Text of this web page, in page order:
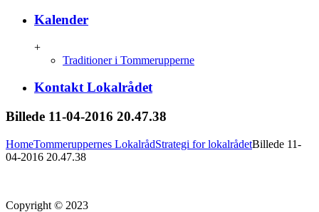
Kalender
+
Traditioner i Tommerupperne
Kontakt Lokalrådet
Billede 11-04-2016 20.47.38
HomeTommeruppernes LokalrådStrategi for lokalrådetBillede 11-
04-2016 20.47.38
Copyright © 2023